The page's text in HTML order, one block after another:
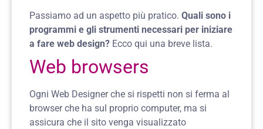
Passiamo ad un aspetto più pratico. Quali sono i
programmi e gli strumenti necessari per iniziare
a fare web design? Ecco qui una breve lista.
Web browsers
Ogni Web Designer che si rispetti non si ferma al
browser che ha sul proprio computer, ma si
assicura che il sito venga visualizzato